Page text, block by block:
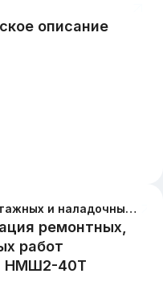
Организация ремонтных, монтажных и наладочных работ шестеренчатого насоса НМШ2-40Т